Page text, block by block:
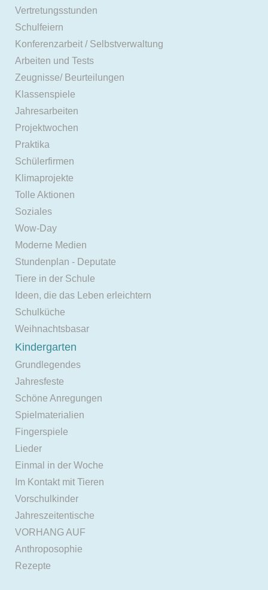
Vertretungsstunden
Schulfeiern
Konferenzarbeit / Selbstverwaltung
Arbeiten und Tests
Zeugnisse/ Beurteilungen
Klassenspiele
Jahresarbeiten
Projektwochen
Praktika
Schülerfirmen
Klimaprojekte
Tolle Aktionen
Soziales
Wow-Day
Moderne Medien
Stundenplan - Deputate
Tiere in der Schule
Ideen, die das Leben erleichtern
Schulküche
Weihnachtsbasar
Kindergarten
Grundlegendes
Jahresfeste
Schöne Anregungen
Spielmaterialien
Fingerspiele
Lieder
Einmal in der Woche
Im Kontakt mit Tieren
Vorschulkinder
Jahreszeitentische
VORHANG AUF
Anthroposophie
Rezepte